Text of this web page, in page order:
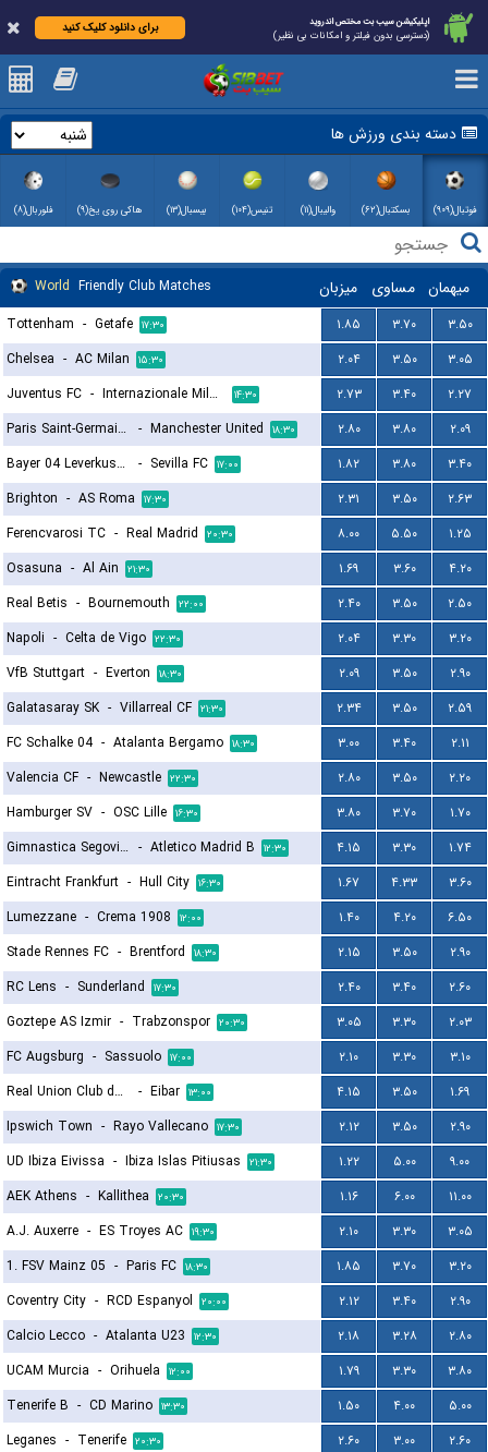
اپلیکیشن سیب بت مختص اندروید
(دسترسی بدون فیلتر و امکانات بی نظیر)
برای دانلود کلیک کنید
دسته بندی ورزش ها
فوتبال(۹۰۹) بسکتبال(۶۲) والیبال(۱۱) تنیس(۱۰۴) بیسبال(۱۳) هاکی روی یخ(۹) فلوربال(۸)
World Friendly Club Matches میزبان مساوی میهمان
Tottenham - Getafe ۱۷:۳۰ ۱.۸۵ ۳.۷۰
۳.۵۰
Chelsea - AC Milan ۱۵:۳۰ ۲.۰۴ ۳.۵۰
۳.۰۵
Juventus FC - Internazionale Milano ۱۴:۳۰ ۲.۷۳ ۳.۴۰
۲.۲۷
Paris Saint-Germain FC
- Manchester United ۱۸:۳۰ ۲.۸۰ ۳.۸۰
۲.۰۹
Bayer 04 Leverkusen
- Sevilla FC ۱۷:۰۰ ۱.۸۲ ۳.۸۰
۳.۴۰
Brighton - AS Roma ۱۷:۳۰ ۲.۳۱ ۳.۵۰
۲.۶۳
Ferencvarosi TC - Real Madrid ۲۰:۳۰ ۸.۰۰ ۵.۵۰
۱.۲۵
Osasuna - Al Ain ۲۱:۳۰ ۱.۶۹ ۳.۶۰
۴.۲۰
Real Betis - Bournemouth ۲۲:۰۰ ۲.۴۰ ۳.۵۰
۲.۵۰
Napoli - Celta de Vigo ۲۲:۳۰ ۲.۰۴ ۳.۳۰
۳.۲۰
VfB Stuttgart - Everton ۱۸:۳۰ ۲.۰۹ ۳.۵۰
۲.۹۰
Galatasaray SK - Villarreal CF ۲۱:۳۰ ۲.۳۴ ۳.۵۰
۲.۵۹
FC Schalke 04 - Atalanta Bergamo ۱۸:۳۰ ۳.۰۰ ۳.۴۰
۲.۱۱
Valencia CF - Newcastle ۲۲:۳۰ ۲.۸۰ ۳.۵۰
۲.۲۰
Hamburger SV - OSC Lille ۱۶:۳۰ ۳.۸۰ ۳.۷۰
۱.۷۰
Gimnastica Segoviana - Atletico Madrid B ۱۲:۳۰ ۴.۱۵ ۳.۳۰
۱.۷۴
Eintracht Frankfurt - Hull City ۱۶:۳۰ ۱.۶۷ ۴.۳۳
۳.۶۰
Lumezzane - Crema 1908 ۱۲:۰۰ ۱.۴۰ ۴.۲۰
۶.۵۰
Stade Rennes FC - Brentford ۱۸:۳۰ ۲.۱۵ ۳.۵۰
۲.۹۰
RC Lens - Sunderland ۱۷:۳۰ ۲.۴۰ ۳.۴۰
۲.۶۰
Goztepe AS Izmir - Trabzonspor ۲۰:۳۰ ۳.۰۵ ۳.۳۰
۲.۰۳
FC Augsburg - Sassuolo ۱۷:۰۰ ۲.۱۰ ۳.۳۰
۳.۱۰
Real Union Club de Irun
- Eibar ۱۳:۰۰ ۴.۱۵ ۳.۵۰
۱.۶۹
Ipswich Town - Rayo Vallecano ۱۷:۳۰ ۲.۱۲ ۳.۵۰
۲.۹۰
UD Ibiza Eivissa - Ibiza Islas Pitiusas ۲۱:۳۰ ۱.۲۲ ۵.۰۰
۹.۰۰
AEK Athens - Kallithea ۲۰:۳۰ ۱.۱۶ ۶.۰۰
۱۱.۰۰
A.J. Auxerre - ES Troyes AC ۱۹:۳۰ ۲.۱۰ ۳.۳۰
۳.۰۵
1. FSV Mainz 05 - Paris FC ۱۸:۳۰ ۱.۸۵ ۳.۷۰
۳.۲۰
Coventry City - RCD Espanyol ۲۰:۰۰ ۲.۱۲ ۳.۴۰
۲.۹۰
Calcio Lecco - Atalanta U23 ۱۲:۳۰ ۲.۱۸ ۳.۲۸
۲.۸۰
UCAM Murcia - Orihuela ۱۲:۰۰ ۱.۷۹ ۳.۳۰
۳.۸۰
Tenerife B - CD Marino ۱۳:۳۰ ۱.۵۰ ۴.۰۰
۵.۰۰
Leganes - Tenerife ۲۰:۳۰ ۲.۶۰ ۳.۰۰
۲.۶۰